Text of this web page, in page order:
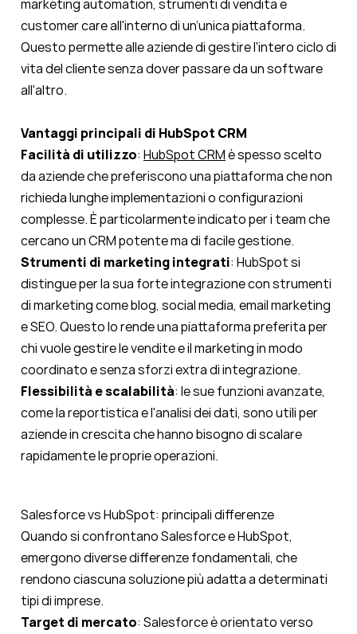
marketing automation, strumenti di vendita e
customer care all'interno di un’unica piattaforma.
Questo permette alle aziende di gestire l'intero ciclo di
vita del cliente senza dover passare da un software
all'altro.
Vantaggi principali di HubSpot CRM
Facilità di utilizzo: HubSpot CRMè spesso scelto
da aziende che preferiscono una piattaforma che non
richieda lunghe implementazioni o configurazioni
complesse. È particolarmente indicato per i team che
cercano un CRM potente ma di facile gestione.
Strumenti di marketing integrati: HubSpot si
distingue per la sua forte integrazione con strumenti
di marketing come blog, social media, email marketing
e SEO. Questo lo rende una piattaforma preferita per
chi vuole gestire le vendite e il marketing in modo
coordinato e senza sforzi extra di integrazione.
Flessibilità e scalabilità: le sue funzioni avanzate,
come la reportistica e l'analisi dei dati, sono utili per
aziende in crescita che hanno bisogno di scalare
rapidamente le proprie operazioni.
Salesforce vs HubSpot: principali differenze
Quando si confrontano Salesforce e HubSpot,
emergono diverse differenze fondamentali, che
rendono ciascuna soluzione più adatta a determinati
tipi di imprese.
Target di mercato: Salesforce è orientato verso